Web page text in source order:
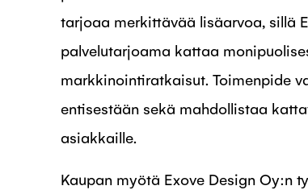
tarjoaa merkittävää lisäarvoa, sillä
palvelutarjoama kattaa
markkinointiratkaisut. Toimenpide
entisestään sekä mahdollistaa
asiakkaille.
Kaupan myötä Exove Design Oy:n